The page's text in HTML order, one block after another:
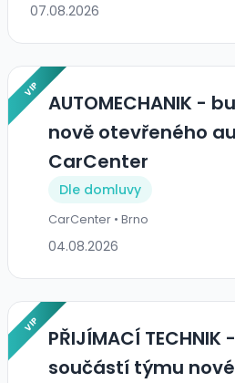
07.08.2026
VIP
AUTOMECHANIK -
nově otevřeného
CarCenter
Dle domluvy
CarCenter • Brno
04.08.2026
VIP
PŘIJÍMACÍ
součástí týmu